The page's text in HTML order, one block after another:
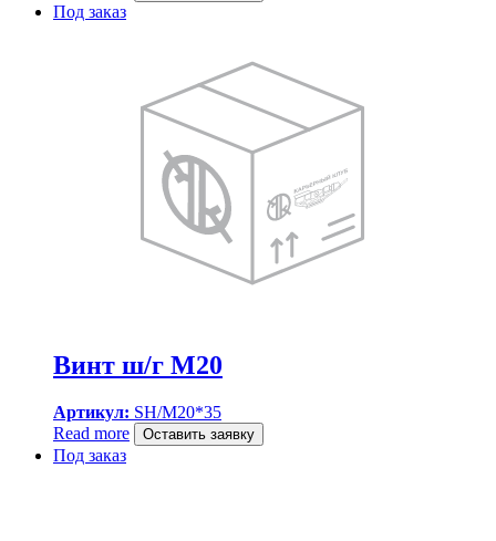
Под заказ
Винт ш/г M20
Артикул: SH/M20*35
Read more
Оставить заявку
Под заказ